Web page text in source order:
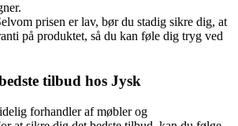
prisen er lav, bør du stadig sikre dig, at
på produktet, så du kan føle dig tryg ved
tilbud hos Jysk
forhandler af møbler og